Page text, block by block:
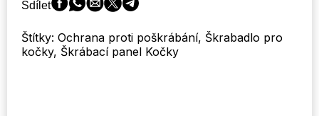
Cat
for
Furniture,
Sdílet
Štítky: Ochrana proti poškrábání, Škrabadlo pro
kočky, Škrábací panel Kočky